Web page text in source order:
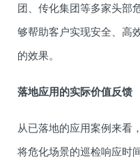
团、传化集团等多家头部
够帮助客户实现安全、高
的效果。
落地应用的实际价值反馈
从已落地的应用案例来看
将危化场景的巡检响应时